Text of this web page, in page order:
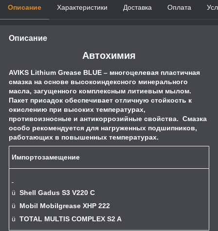
Описание Характеристики Доставка Оплата
Описание
Автохимия
AVIKS Lithium Grease BLUE – многоцелевая пластичная
смазка на основе высокоиндексного минерального
масла, загущенного комплексным литиевым мылом.
Пакет присадок обеспечивает отличную стойкость к
окислению при высоких температурах,
противоизносные и антикоррозийные свойства. Смазка
особо рекомендуется для нагруженных подшипников,
работающих в повышенных температурах.
Импортозамещение
ü Shell Gadus S3 V220 C
ü Mobil Mobilgrease XHP 222
ü TOTAL MULTIS COMPLEX S2 A